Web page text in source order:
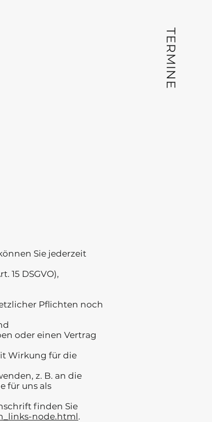
TERMINE
Sie jederzeit
15 DSGVO),
Pflichten noch
oder einen Vertrag
Wirkung für die
z. B. an die
für uns als
finden Sie
node.html.